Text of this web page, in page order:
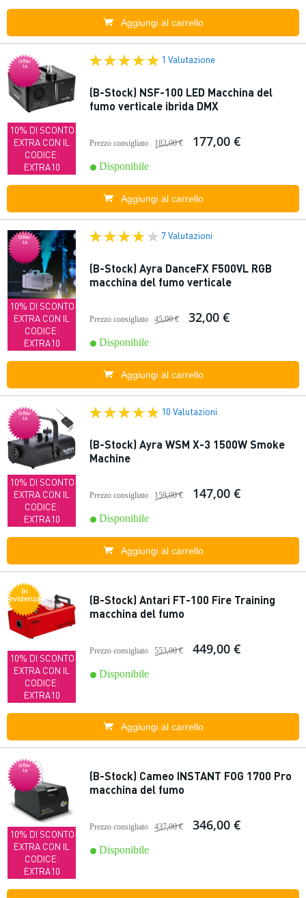
Aggiungi al carrello
Offer
ta
10% DI SCONTO
EXTRA CON IL
CODICE:
EXTRA10
1 Valutazione
(B-Stock) NSF-100 LED Macchina del
fumo verticale ibrida DMX
Prezzo consigliato 182,00 € 177,00 €
Disponibile
Aggiungi al carrello
Offer
ta
10% DI SCONTO
EXTRA CON IL
CODICE:
EXTRA10
7 Valutazioni
(B-Stock) Ayra DanceFX F500VL RGB
macchina del fumo verticale
Prezzo consigliato 45,00 € 32,00 €
Disponibile
Aggiungi al carrello
Offer
ta
10% DI SCONTO
EXTRA CON IL
CODICE:
EXTRA10
10 Valutazioni
(B-Stock) Ayra WSM X-3 1500W Smoke
Machine
Prezzo consigliato 159,00 € 147,00 €
Disponibile
Aggiungi al carrello
In
evidenza
10% DI SCONTO
EXTRA CON IL
CODICE:
EXTRA10
(B-Stock) Antari FT-100 Fire Training
macchina del fumo
Prezzo consigliato 553,00 € 449,00 €
Disponibile
Aggiungi al carrello
Offer
ta
10% DI SCONTO
EXTRA CON IL
CODICE:
EXTRA10
(B-Stock) Cameo INSTANT FOG 1700 Pro
macchina del fumo
Prezzo consigliato 437,00 € 346,00 €
Disponibile